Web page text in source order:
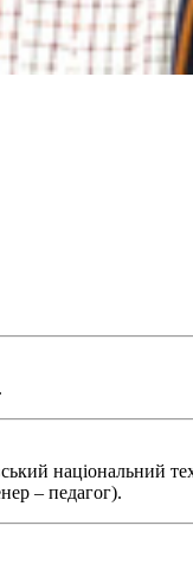
національний
– педагог).